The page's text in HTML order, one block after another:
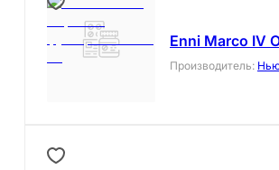
Enni Marco IV
Производитель: